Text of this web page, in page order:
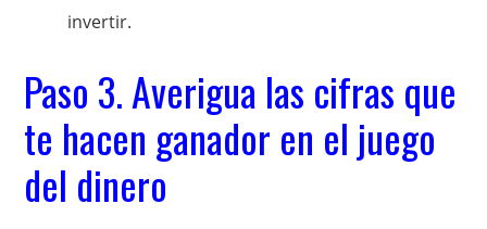
invertir.
Paso 3. Averigua las cifras que
te hacen ganador en el juego
del dinero